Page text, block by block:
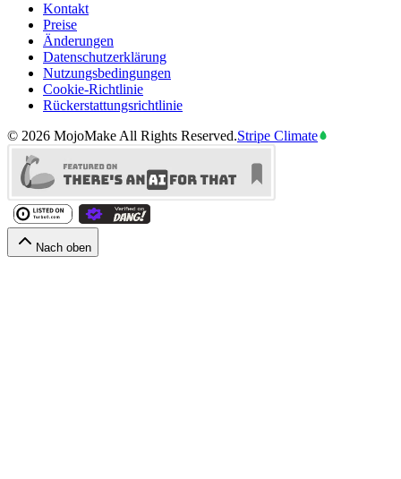
Kontakt
Preise
Änderungen
Datenschutzerklärung
Nutzungsbedingungen
Cookie-Richtlinie
Rückerstattungsrichtlinie
© 2026 MojoMake All Rights Reserved.Stripe Climate
Nach oben